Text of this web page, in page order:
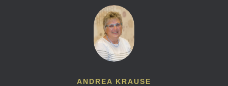
ANDREA KRAUSE